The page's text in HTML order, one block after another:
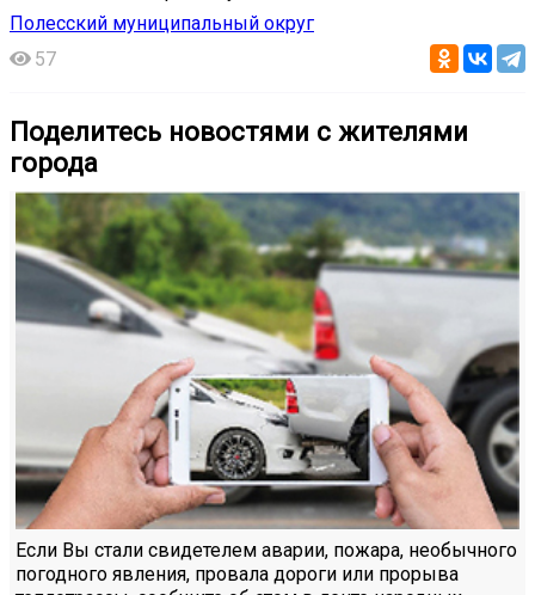
Полесский муниципальный округ
57
Поделитесь новостями с жителями
города
Если Вы стали свидетелем аварии, пожара, необычного
погодного явления, провала дороги или прорыва